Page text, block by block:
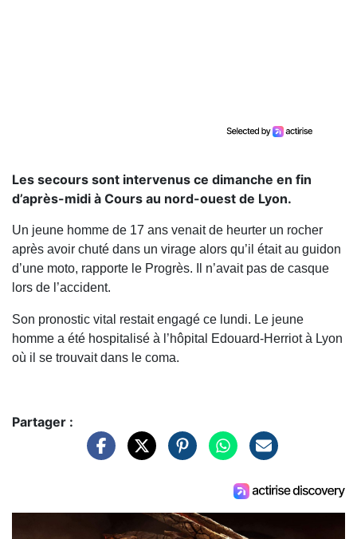
Les secours sont intervenus ce dimanche en fin
d’après-midi à Cours au nord-ouest de Lyon.
Un jeune homme de 17 ans venait de heurter un rocher
après avoir chuté dans un virage alors qu’il était au guidon
d’une moto, rapporte le Progrès. Il n’avait pas de casque
lors de l’accident.
Son pronostic vital restait engagé ce lundi. Le jeune
homme a été hospitalisé à l’hôpital Edouard-Herriot à Lyon
où il se trouvait dans le coma.
Partager :